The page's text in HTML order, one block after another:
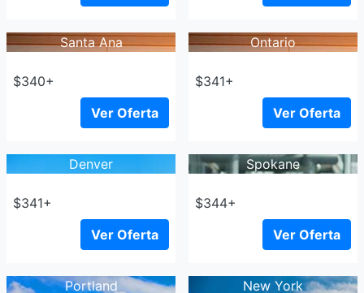
Santa Ana
$340+
Ver Oferta
Ontario
$341+
Ver Oferta
Denver
$341+
Ver Oferta
Spokane
$344+
Ver Oferta
Portland New York